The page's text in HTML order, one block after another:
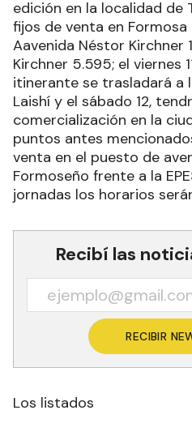
edición en la localidad de
fijos de venta en
Aavenida Néstor Kirchner
Kirchner 5.595; el viernes
itinerante se trasladará a
Laishí y el sábado 12,
comercialización en la
puntos antes
venta en el puesto de
Formoseño frente a la
jornadas los horarios
Recibí las
RECIBIR
Los listados